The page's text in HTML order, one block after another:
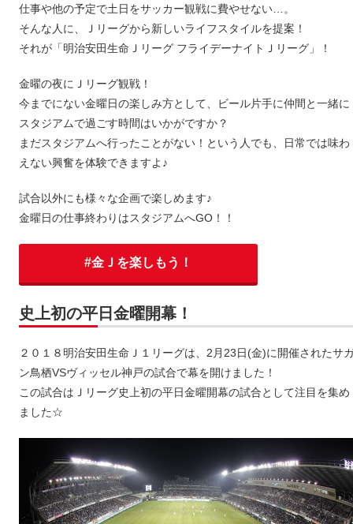
仕事や他の予定で土日をサッカー観戦に費やせない…。
そんな人に、Ｊリーグから新しいライフスタイルを提案！
それが「明治安田生命Ｊリーグ フライデーナイトＪリーグ」！
金曜の夜にＪリーグ観戦！
今までにない金曜日の楽しみ方として、ビール片手に仲間と一緒に
スタジアムで過ごす時間はいかがですか？
まだスタジアムへ行ったことがない！という人でも、日常では味わ
えない興奮を体験できますよ♪
試合以外にも様々な企画で楽しめます♪
金曜日の仕事終わりはスタジアムへGO！！
#金Ｊを楽しもう！
史上初の平日金曜開幕！
２０１８明治安田生命Ｊ１リーグは、2月23日(金)に開催されたサ
ン鳥栖VSヴィッセル神戸の試合で幕を開けました！
この試合はＪリーグ史上初の平日金曜開幕の試合として注目を集め
ました☆